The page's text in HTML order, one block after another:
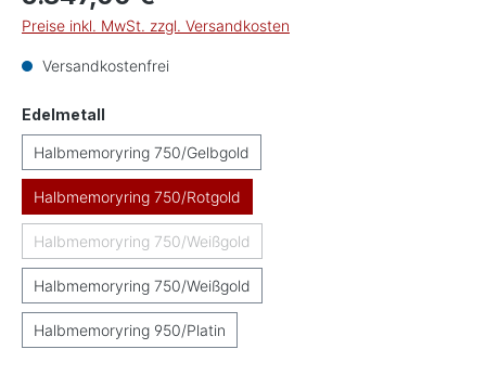
Preise inkl. MwSt. zzgl. Versandkosten
Versandkostenfrei
Edelmetall
Halbmemoryring 750/Gelbgold
Halbmemoryring 750/Rotgold
Halbmemoryring 750/Weißgold(Diese Option ist zurzeit nicht verfügbar.)
Halbmemoryring 750/Weißgold
Halbmemoryring 950/Platin